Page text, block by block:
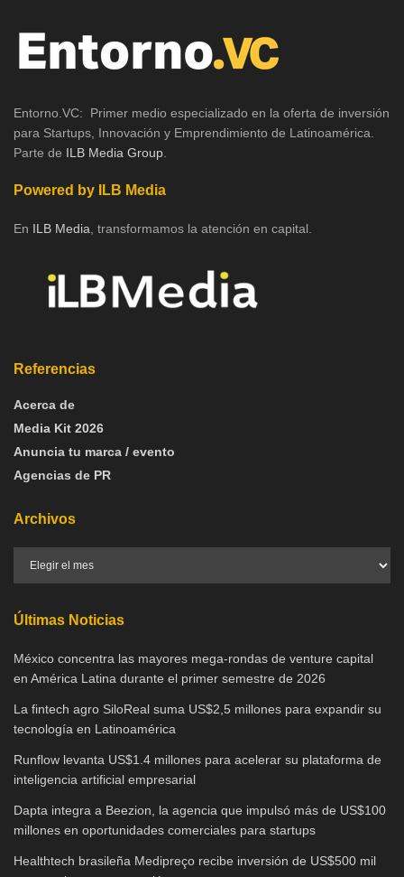
Entorno.VC: Primer medio especializado en la oferta de inversión
para Startups, Innovación y Emprendimiento de Latinoamérica.
Parte de ILB Media Group.
Powered by ILB Media
En ILB Media, transformamos la atención en capital.
Referencias
Acerca de
Media Kit 2026
Anuncia tu marca / evento
Agencias de PR
Archivos
Últimas Noticias
México concentra las mayores mega-rondas de venture capital
en América Latina durante el primer semestre de 2026
La fintech agro SiloReal suma US$2,5 millones para expandir su
tecnología en Latinoamérica
Runflow levanta US$1.4 millones para acelerar su plataforma de
inteligencia artificial empresarial
Dapta integra a Beezion, la agencia que impulsó más de US$100
millones en oportunidades comerciales para startups
Healthtech brasileña Medipreço recibe inversión de US$500 mil